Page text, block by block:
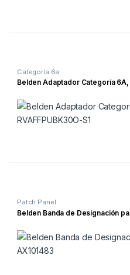
Categoría 6a
Belden Adaptador Categoría 6A,
Patch Panel
Belden Banda de Designación